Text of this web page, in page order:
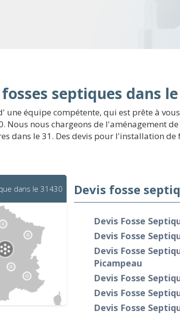
septiques dans
une équipe compétente, qui est prête à
Nous nous chargeons de l'aménagement
dans le 31. Des devis pour l'installation
dans le 31430 Devis fosse
Devis Fosse
Devis Fosse
Devis Fosse
Picampeau
Devis Fosse
Devis Fosse
Devis Fosse